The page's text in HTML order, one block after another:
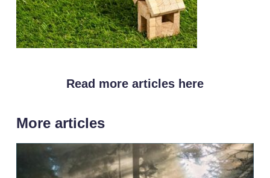
Read more articles here
More articles